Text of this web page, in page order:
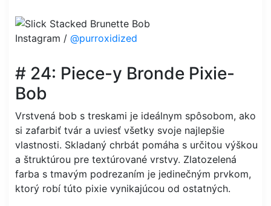
Instagram / @purroxidized
# 24: Piece-y Bronde Pixie-
Bob
Vrstvená bob s treskami je ideálnym spôsobom, ako
si zafarbiť tvár a uviesť všetky svoje najlepšie
vlastnosti. Skladaný chrbát pomáha s určitou výškou
a štruktúrou pre textúrované vrstvy. Zlatozelená
farba s tmavým podrezaním je jedinečným prvkom,
ktorý robí túto pixie vynikajúcou od ostatných.